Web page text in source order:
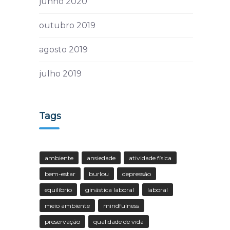
outubro 2019
agosto 2019
julho 2019
Tags
ambiente ansiedade atividade física
bem-estar burlou depressão
equilíbrio ginástica laboral laboral
meio ambiente mindfulness
preservação qualidade de vida